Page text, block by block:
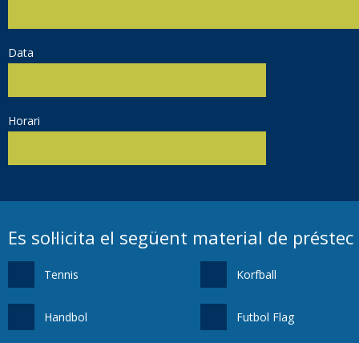
Data
Horari
Es sol·licita el següent material de
Tennis Korfball
Handbol Futbol Flag